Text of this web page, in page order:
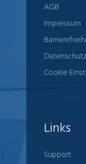
AGB
Impressum
Cookie
Links
Support